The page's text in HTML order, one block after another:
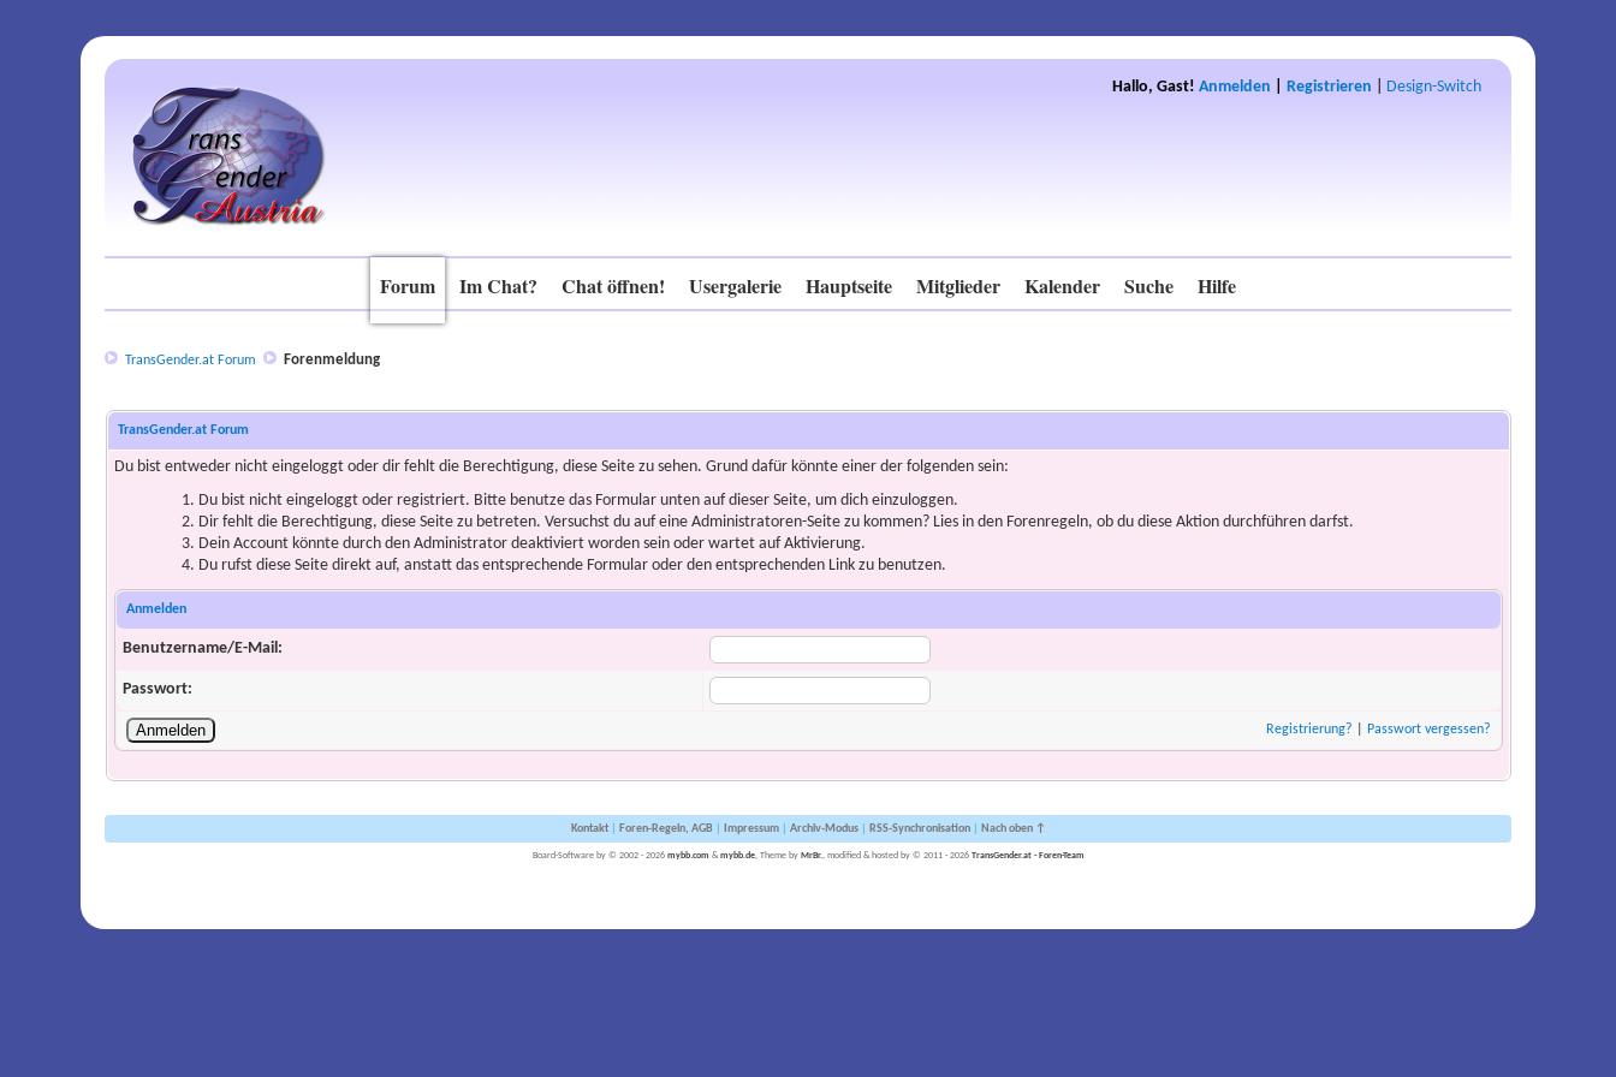
Hallo, Gast! Anmelden Registrieren Design-Switch
Forum Im Chat? Chat öffnen! Usergalerie Hauptseite Mitglieder Kalender Suche Hilfe
TransGender.at Forum Forenmeldung
TransGender.at Forum
Du bist entweder nicht eingeloggt oder dir fehlt die Berechtigung, diese Seite zu sehen. Grund dafür könnte einer der folgenden sein:
Du bist nicht eingeloggt oder registriert. Bitte benutze das Formular unten auf dieser Seite, um dich einzuloggen.
Dir fehlt die Berechtigung, diese Seite zu betreten. Versuchst du auf eine Administratoren-Seite zu kommen? Lies in den Forenregeln, ob du diese Aktion durchführen darfst.
Dein Account könnte durch den Administrator deaktiviert worden sein oder wartet auf Aktivierung.
Du rufst diese Seite direkt auf, anstatt das entsprechende Formular oder den entsprechenden Link zu benutzen.
Anmelden
Benutzername/E-Mail:
Passwort:
Registrierung? Passwort vergessen?
Kontakt| Foren-Regeln, AGB| Impressum| Archiv-Modus| RSS-Synchronisation| Nach oben ↑
Board-Software by © 2002 - 2026 mybb.com & mybb.de, Theme by MrBr., modified & hosted by © 2011 - 2026 TransGender.at - Foren-Team